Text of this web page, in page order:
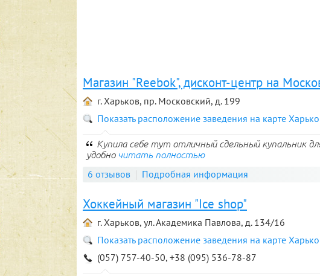
Магазин "Reebok", дисконт-центр на
г. Харьков, пр. Московский, д. 199
Показать расположение заведения на карте
Купила себе тут отличный сдельный купальник
удобно читать полностью
6 отзывов Подробная информация
Хоккейный магазин "Ice shop"
г. Харьков, ул. Академика Павлова, д. 134/16
Показать расположение заведения на карте
(057) 757-40-50, +38 (095) 536-78-87